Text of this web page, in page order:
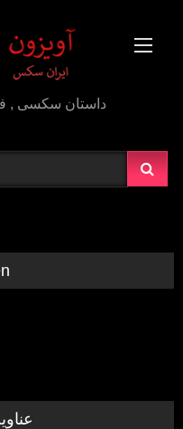
داستان سکسی ,